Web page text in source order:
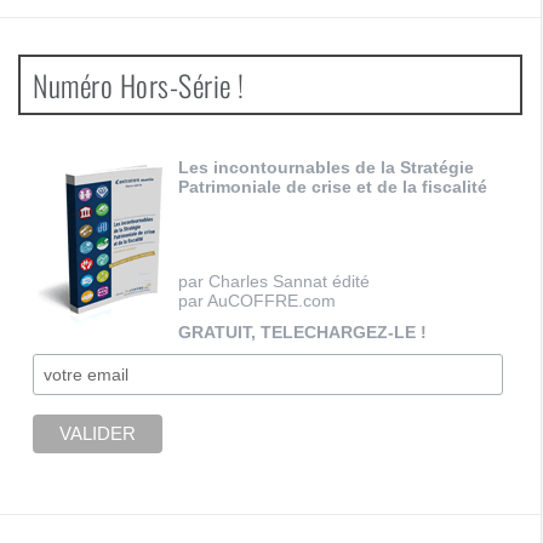
Numéro Hors-Série !
Les incontournables de la Stratégie
Patrimoniale de crise et de la fiscalité
par Charles Sannat édité
par AuCOFFRE.com
GRATUIT, TELECHARGEZ-LE !